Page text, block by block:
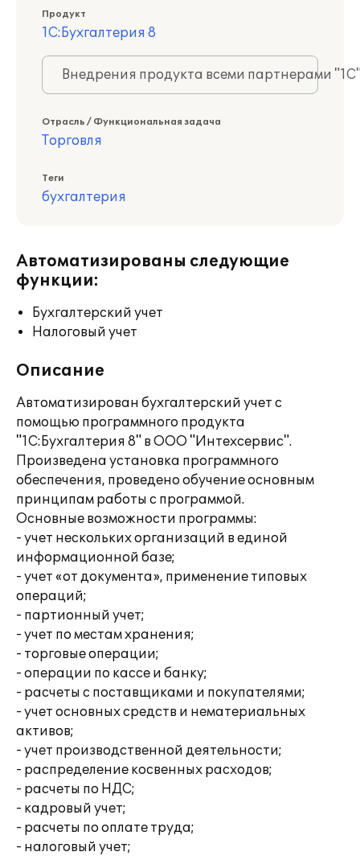
Продукт
1С:Бухгалтерия 8
Внедрения продукта всеми партнерами
Отрасль / Функциональная задача
Торговля
Теги
бухгалтерия
Автоматизированы следующие
функции:
Бухгалтерский учет
Налоговый учет
Описание
Автоматизирован бухгалтерский учет с
помощью программного продукта
"1С:Бухгалтерия 8" в ООО "Интехсервис".
Произведена установка программного
обеспечения, проведено обучение основным
принципам работы с программой.
Основные возможности программы:
- учет нескольких организаций в единой
информационной базе;
- учет «от документа», применение типовых
операций;
- партионный учет;
- учет по местам хранения;
- торговые операции;
- операции по кассе и банку;
- расчеты с поставщиками и покупателями;
- учет основных средств и нематериальных
активов;
- учет производственной деятельности;
- распределение косвенных расходов;
- расчеты по НДС;
- кадровый учет;
- расчеты по оплате труда;
- налоговый учет;